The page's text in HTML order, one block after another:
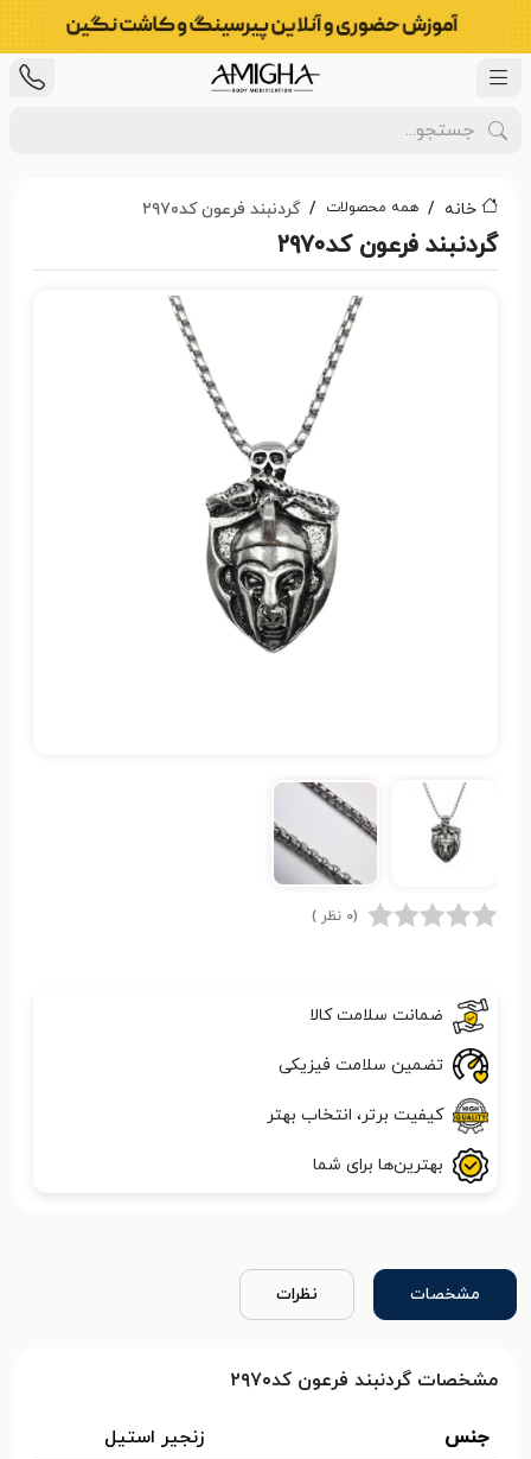
خانه همه محصولات گردنبند فرعون کد۲۹۷۰
گردنبند فرعون کد۲۹۷۰
(0 نظر )
ضمانت سلامت کالا
تضمین سلامت فیزیکی
کیفیت برتر، انتخاب بهتر
بهترین‌ها برای شما
مشخصات نظرات
مشخصات گردنبند فرعون کد۲۹۷۰
جنس
زنجیر استیل